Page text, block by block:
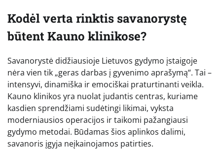
Kodėl verta rinktis savanorystę
būtent Kauno klinikose?
Savanorystė didžiausioje Lietuvos gydymo įstaigoje
nėra vien tik „geras darbas į gyvenimo aprašymą“. Tai –
intensyvi, dinamiška ir emociškai praturtinanti veikla.
Kauno klinikos yra nuolat judantis centras, kuriame
kasdien sprendžiami sudėtingi likimai, vyksta
moderniausios operacijos ir taikomi pažangiausi
gydymo metodai. Būdamas šios aplinkos dalimi,
savanoris įgyja neįkainojamos patirties.